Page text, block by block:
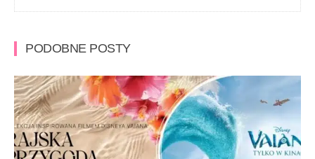
PODOBNE POSTY